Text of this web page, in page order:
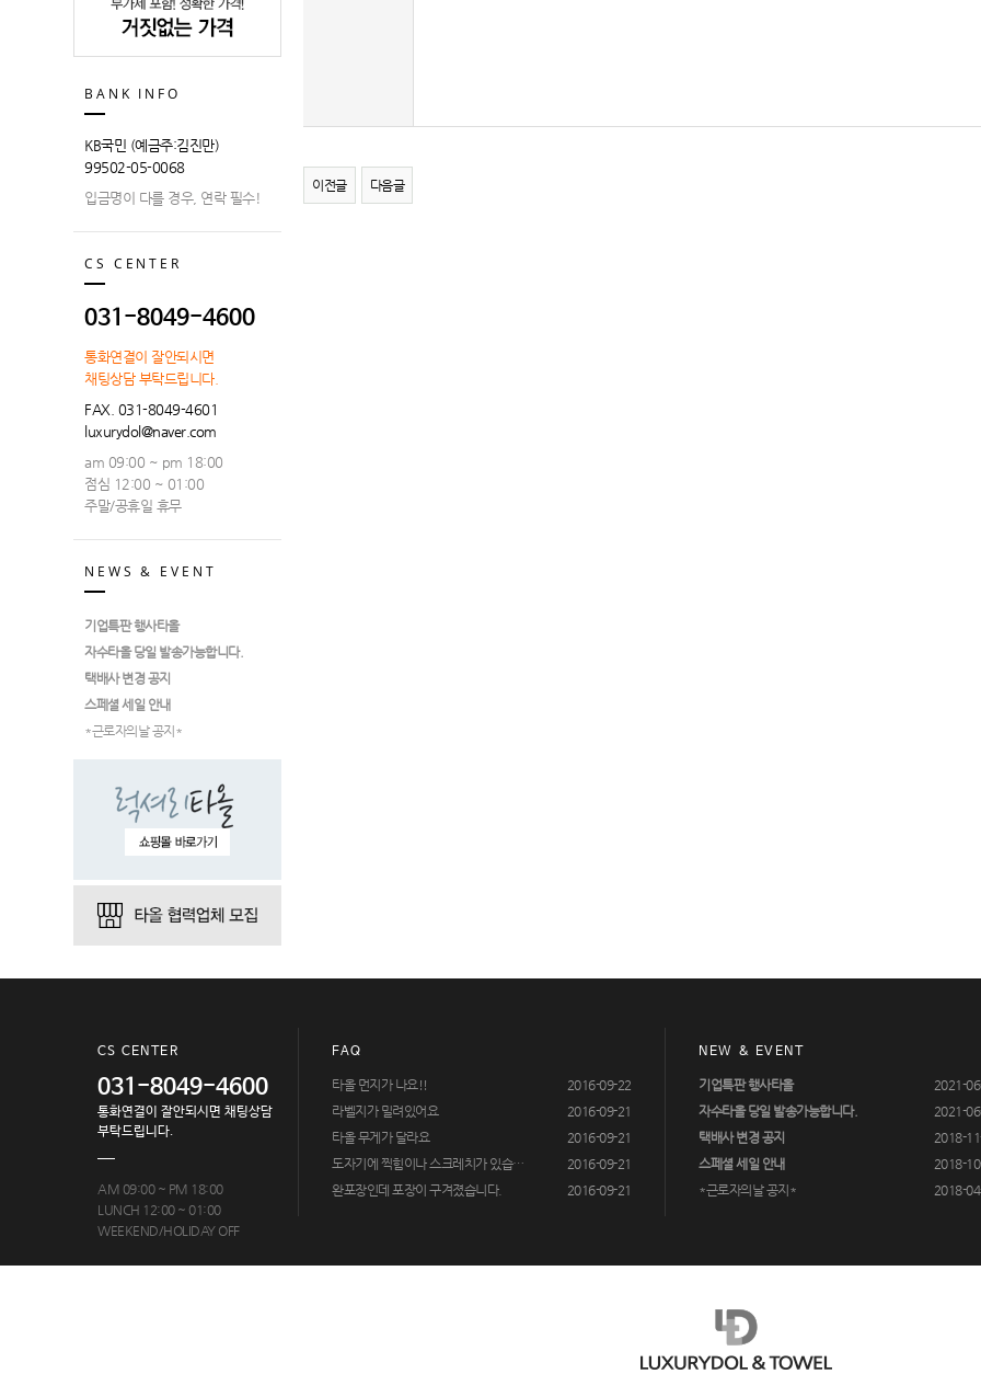
BANK INFO
KB국민 (예금주:김진만)
99502-05-0068
입금명이 다를 경우, 연락 필수!
CS CENTER
031-8049-4600
통화연결이 잘안되시면
채팅상담 부탁드립니다.
FAX. 031-8049-4601
luxurydol@naver.com
am 09:00 ~ pm 18:00
점심 12:00 ~ 01:00
주말/공휴일 휴무
NEWS & EVENT
기업특판 행사타올
자수타올 당일 발송가능합니다.
택배사 변경 공지
스페셜 세일 안내
*근로자의날 공지*
이전글 다음글
CS CENTER
031-8049-4600
통화연결이 잘안되시면 채팅상담
부탁드립니다.
AM 09:00 ~ PM 18:00
LUNCH 12:00 ~ 01:00
WEEKEND/HOLIDAY OFF
FAQ
타올 먼지가 나요!!
2016-09-22
라벨지가 밀려있어요
2016-09-21
타올 무게가 달라요
2016-09-21
도자기에 찍힘이나 스크레치가 있습…
2016-09-21
완포장인데 포장이 구겨졌습니다.
2016-09-21
NEW & EVENT
기업특판 행사타올
2021-
자수타올 당일 발송가능합니다.
2021-
택배사 변경 공지
2018-
스페셜 세일 안내
2018-
*근로자의날 공지*
2018-